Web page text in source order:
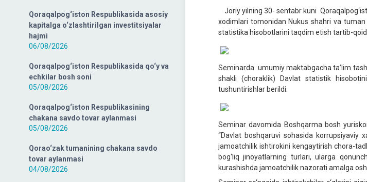
Qoraqalpog‘iston Respublikasida asosiy
kapitalga o‘zlashtirilgan investitsiyalar
hajmi
06/08/2026
Qoraqalpog‘iston Respublikasida qo‘y va
echkilar bosh soni
05/08/2026
Qoraqalpog‘iston Respublikasining
chakana savdo tovar aylanmasi
05/08/2026
Qorao‘zak tumanining chakana savdo
tovar aylanmasi
04/08/2026
Joriy yilning 30- sentabr kuni
xodimlari tomonidan Nukus shahri va
statistika hisobotlarini taqdim etish tartib-
Seminarda umumiy maktabgacha ta’lim
shakli (choraklik) Davlat statistik
tushuntirishlar berildi.
Seminar davomida Boshqarma bosh
“Davlat boshqaruvi sohasida
jamoatchilik ishtirokini kengaytirish chora-
bog‘liq jinoyatlarning turlari, ularga
kurashishda jamoatchilik nazorati amalga